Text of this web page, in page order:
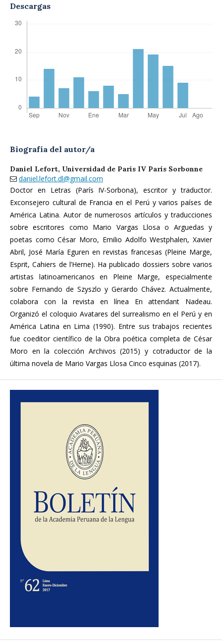
Descargas
Biografía del autor/a
Daniel Lefort, Universidad de París IV París Sorbonne
daniel.lefort.dl@gmail.com
Doctor en Letras (París IV-Sorbona), escritor y traductor.
Exconsejero cultural de Francia en el Perú y varios países de
América Latina. Autor de numerosos artículos y traducciones
sobre escritores como Mario Vargas Llosa o Arguedas y
poetas como César Moro, Emilio Adolfo Westphalen, Xavier
Abril, José María Eguren en revistas francesas (Pleine Marge,
Esprit, Cahiers de l’Herne). Ha publicado dossiers sobre varios
artistas latinoamericanos en Pleine Marge, especialmente
sobre Fernando de Szyszlo y Gerardo Chávez. Actualmente,
colabora con la revista en línea En attendant Nadeau.
Organizó el coloquio Avatares del surrealismo en el Perú y en
América Latina en Lima (1990). Entre sus trabajos recientes
fue coeditor científico de la Obra poética completa de César
Moro en la colección Archivos (2015) y cotraductor de la
última novela de Mario Vargas Llosa Cinco esquinas (2017).